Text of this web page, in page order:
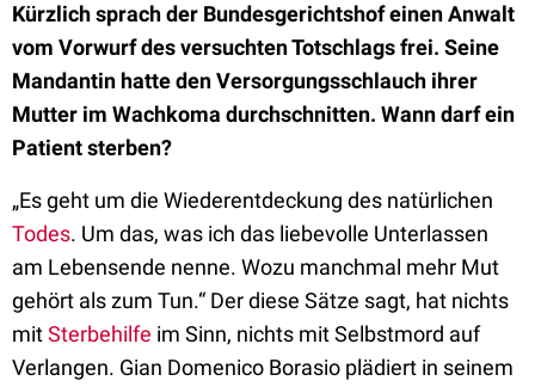
Kürzlich sprach der Bundesgerichtshof einen Anwalt
vom Vorwurf des versuchten Totschlags frei. Seine
Mandantin hatte den Versorgungsschlauch ihrer
Mutter im Wachkoma durchschnitten. Wann darf ein
Patient sterben?
„Es geht um die Wiederentdeckung des natürlichen
Todes. Um das, was ich das liebevolle Unterlassen
am Lebensende nenne. Wozu manchmal mehr Mut
gehört als zum Tun.“ Der diese Sätze sagt, hat nichts
mitSterbehilfe im Sinn, nichts mit Selbstmord auf
Verlangen. Gian Domenico Borasio plädiert in seinem